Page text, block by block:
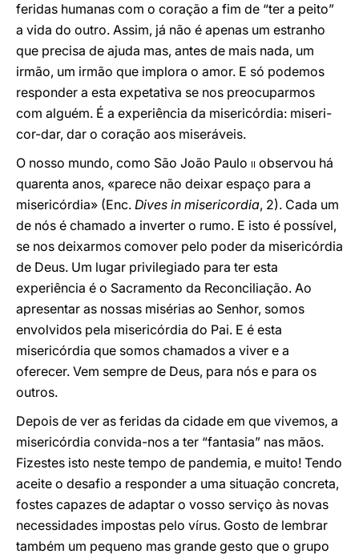
feridas humanas com o coração a fim de “ter a peito”
a vida do outro. Assim, já não é apenas um estranho
que precisa de ajuda mas, antes de mais nada, um
irmão, um irmão que implora o amor. E só podemos
responder a esta expetativa se nos preocuparmos
com alguém. É a experiência da misericórdia: miseri-
cor-dar, dar o coração aos miseráveis.
O nosso mundo, como São João Paulo ii observou há
quarenta anos, «parece não deixar espaço para a
misericórdia» (Enc. Dives in misericordia, 2). Cada um
de nós é chamado a inverter o rumo. E isto é possível,
se nos deixarmos comover pelo poder da misericórdia
de Deus. Um lugar privilegiado para ter esta
experiência é o Sacramento da Reconciliação. Ao
apresentar as nossas misérias ao Senhor, somos
envolvidos pela misericórdia do Pai. E é esta
misericórdia que somos chamados a viver e a
oferecer. Vem sempre de Deus, para nós e para os
outros.
Depois de ver as feridas da cidade em que vivemos, a
misericórdia convida-nos a ter “fantasia” nas mãos.
Fizestes isto neste tempo de pandemia, e muito! Tendo
aceite o desafio a responder a uma situação concreta,
fostes capazes de adaptar o vosso serviço às novas
necessidades impostas pelo vírus. Gosto de lembrar
também um pequeno mas grande gesto que o grupo